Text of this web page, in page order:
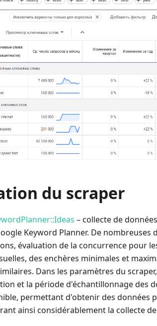
du scraper
– collecte de
Keyword Planner. De nombreuses
évaluation de la concurrence pour
des enchères minimales et
Dans les paramètres du
et la période d'échantillonnage des
permettant d'obtenir des données
ainsi considérablement la collecte